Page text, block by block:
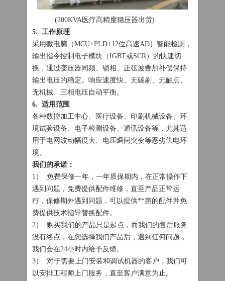
(200KVA医疗高精度稳压器出货)
5. 工作原理
采用微电脑（MCU+PLD+12位高速AD）智能检测，
输出指令控制电子模块（IGBT或SCR）的快速切
换，通过变压器同频、锁相、正弦波叠加补偿保持
输出电压的稳定。响应速度快、无碳刷、无触点、
无机械、三相电压自动平衡。
6. 适用范围
各种数控加工中心、医疗设备、印刷机械设备、环
境试验设备、电子检测设备、通讯设备等，尤其适
用于电网波动幅度大、电压瞬间突变等恶劣供电环
境。
我们的承诺：
1） 免费保修一年，一年质保期内，在正常操作下
遇到问题，免费提供配件维修，直至产品正常运
行，保修期外遇到问题，可以提供**惠的配件并免
费提供技术指导替换配件。
2） 购买我们的产品只是起点，而我们的售后服务
没有终点，在您选择我们产品后，遇到任何问题，
我们会在24小时内给予反馈。
3） 对于需要上门安装和调试机器的客户，我们可
以安排工程师上门服务，直至客户满意为止。